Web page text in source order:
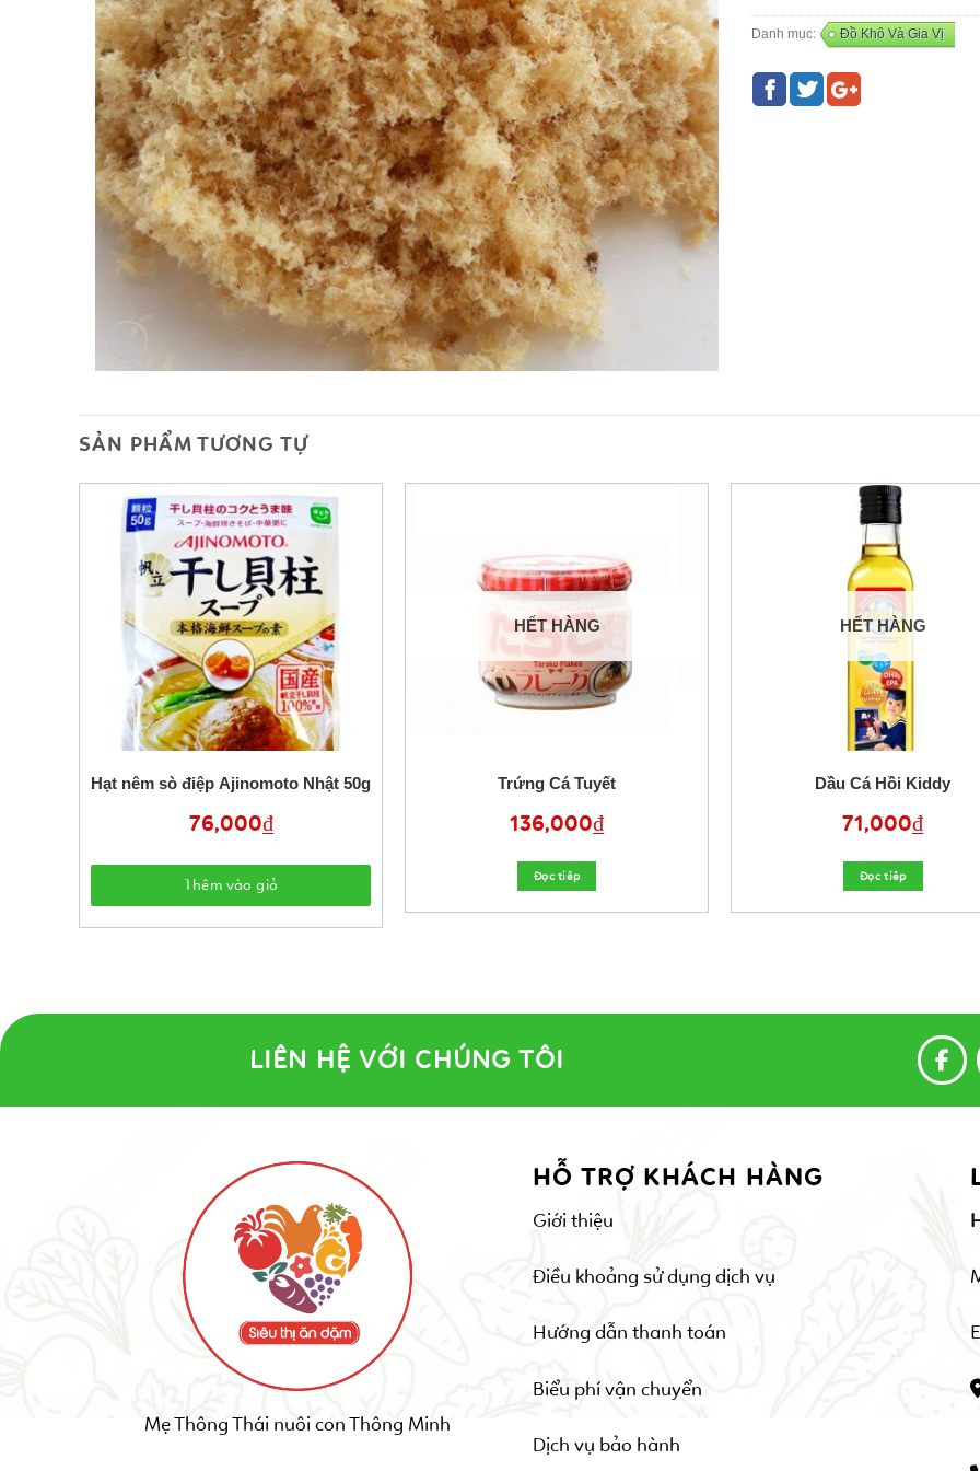
Danh mục: Đồ Khô Và Gia Vị
SẢN PHẨM TƯƠNG TỰ
Hạt nêm sò điệp Ajinomoto Nhật 50g
76,000₫
Thêm vào giỏ
HẾT HÀNG
Trứng Cá Tuyết
136,000₫
Đọc tiêp
HẾT HÀNG
Dầu Cá Hồi Kiddy
71,000₫
Đọc tiêp
LIÊN HỆ VỚI CHÚNG TÔI
Mẹ Thông Thái nuôi con Thông Minh
HỖ TRỢ KHÁCH HÀNG
Giới thiệu
Điều khoảng sử dụng dịch vụ
Hướng dẫn thanh toán
Biểu phí vận chuyển
Dịch vụ bảo hành